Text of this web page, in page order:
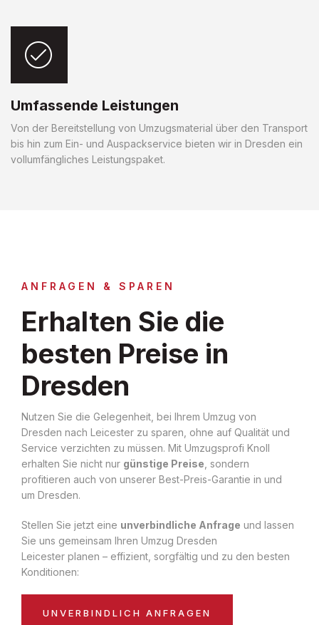
Umfassende Leistungen
Von der Bereitstellung von Umzugsmaterial über den Transport
bis hin zum Ein- und Auspackservice bieten wir in Dresden ein
vollumfängliches Leistungspaket.
ANFRAGEN & SPAREN
Erhalten Sie die
besten Preise in
Dresden
Nutzen Sie die Gelegenheit, bei Ihrem Umzug von
Dresden nach Leicester zu sparen, ohne auf Qualität und
Service verzichten zu müssen. Mit Umzugsprofi Knoll
erhalten Sie nicht nur günstige Preise , sondern
profitieren auch von unserer Best-Preis-Garantie in und
um Dresden.
Stellen Sie jetzt eine unverbindliche Anfrage und lassen
Sie uns gemeinsam Ihren Umzug Dresden
Leicester planen – effizient, sorgfältig und zu den besten
Konditionen:
UNVERBINDLICH ANFRAGEN